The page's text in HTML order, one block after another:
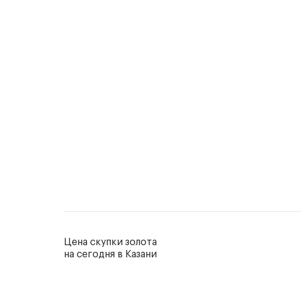
Цена скупки золота
на сегодня в Казани